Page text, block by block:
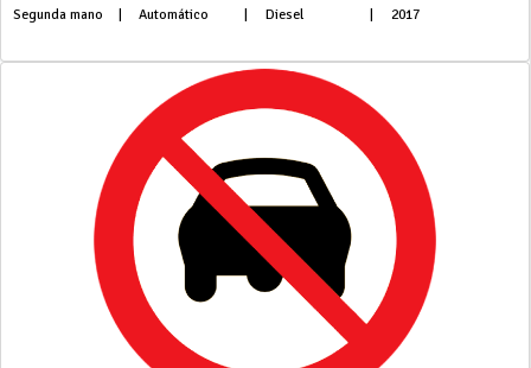
Segunda mano Automático Diesel 2017